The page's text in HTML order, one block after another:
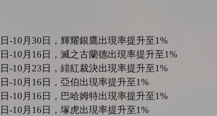
日-10月 30 日，輝耀銀鷹出現率提升至1%
日-10月 16 日，滅之古蘭德出現率提升至1%
日-10月 23 日， 緋紅裁決出現率提升至1%
日-10月 16 日， 亞伯出現率提升至1%
日-10月 16 日， 巴哈姆特出現率提升至1%
日-10月 16 日，塚虎出現率提升至1%